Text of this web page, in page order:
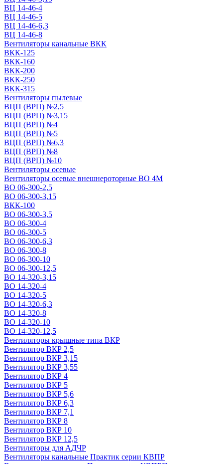
ВЦ 14-46-4
ВЦ 14-46-5
ВЦ 14-46-6,3
ВЦ 14-46-8
Вентиляторы канальные ВКК
ВКК-125
ВКК-160
ВКК-200
ВКК-250
ВКК-315
Вентиляторы пылевые
ВЦП (ВРП) №2,5
ВЦП (ВРП) №3,15
ВЦП (ВРП) №4
ВЦП (ВРП) №5
ВЦП (ВРП) №6,3
ВЦП (ВРП) №8
ВЦП (ВРП) №10
Вентиляторы осевые
Вентиляторы осевые внешнероторные ВО 4М
ВО 06-300-2,5
ВО 06-300-3,15
ВКК-100
ВО 06-300-3,5
ВО 06-300-4
ВО 06-300-5
ВО 06-300-6,3
ВО 06-300-8
ВО 06-300-10
ВО 06-300-12,5
ВО 14-320-3,15
ВО 14-320-4
ВО 14-320-5
ВО 14-320-6,3
ВО 14-320-8
ВО 14-320-10
ВО 14-320-12,5
Вентиляторы крышные типа ВКР
Вентилятор ВКР 2,5
Вентилятор ВКР 3,15
Вентилятор ВКР 3,55
Вентилятор ВКР 4
Вентилятор ВКР 5
Вентилятор ВКР 5,6
Вентилятор ВКР 6,3
Вентилятор ВКР 7,1
Вентилятор ВКР 8
Вентилятор ВКР 10
Вентилятор ВКР 12,5
Вентиляторы для АДЧР
Вентиляторы канальные Практик серии КВПР